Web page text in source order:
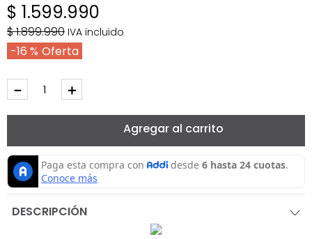
$ 1.599.990
$1.899.990 IVA incluido
16 %
＋
－
Agregar al carrito
DESCRIPCIÓN